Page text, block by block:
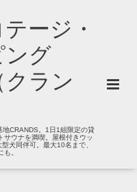
ージ・
ング
クラン
CRANDS。1日1組限定の貸
サウナを満喫。屋根付きウッ
犬同伴可。最大10名まで、
。